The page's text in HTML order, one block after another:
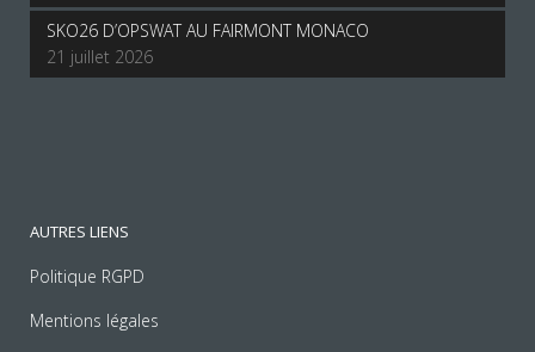
SKO26 D’OPSWAT AU FAIRMONT MONACO
21 juillet 2026
AUTRES LIENS
Politique RGPD
Mentions légales